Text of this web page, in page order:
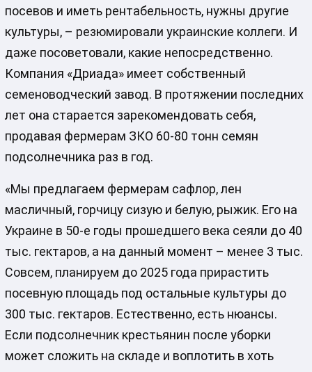
посевов и иметь рентабельность, нужны другие
культуры, – резюмировали украинские коллеги. И
даже посоветовали, какие непосредственно.
Компания «Дриада» имеет собственный
семеноводческий завод. В протяжении последних
лет она старается зарекомендовать себя,
продавая фермерам ЗКО 60-80 тонн семян
подсолнечника раз в год.
«Мы предлагаем фермерам сафлор, лен
масличный, горчицу сизую и белую, рыжик. Его на
Украине в 50-е годы прошедшего века сеяли до 40
тыс. гектаров, а на данный момент – менее 3 тыс.
Совсем, планируем до 2025 года прирастить
посевную площадь под остальные культуры до
300 тыс. гектаров. Естественно, есть нюансы.
Если подсолнечник крестьянин после уборки
может сложить на складе и воплотить в хоть